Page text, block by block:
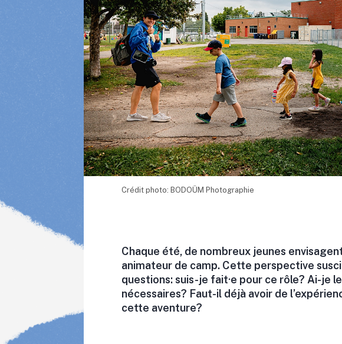
Crédit photo: BODOÜM Photographie
Chaque été, de nombreux jeunes
animateur de camp. Cette perspective
questions: suis-je fait·e pour ce rôle? Ai-je
nécessaires? Faut-il déjà avoir de
cette aventure?